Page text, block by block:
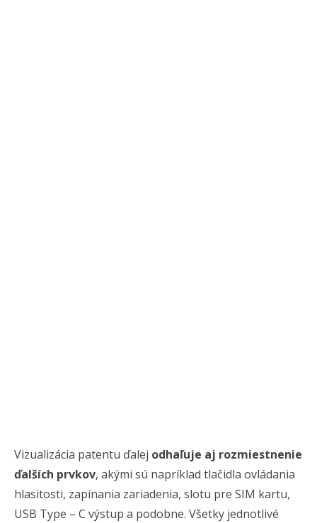
Vizualizácia patentu ďalej odhaľuje aj rozmiestnenie
ďalších prvkov, akými sú napríklad tlačidla ovládania
hlasitosti, zapínania zariadenia, slotu pre SIM kartu,
USB Type – C výstup a podobne. Všetky jednotlivé